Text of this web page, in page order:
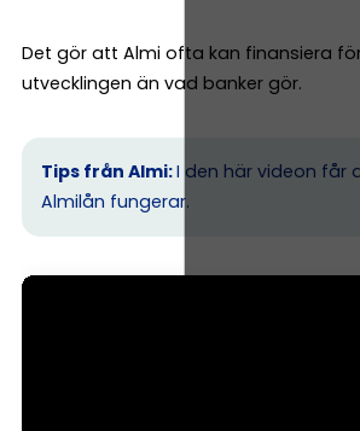
Det gör att Almi ofta kan finansiera
utvecklingen än vad banker gör.
Tips från Almi:I den här videon får
Almilån fungerar.